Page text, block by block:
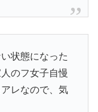
状態になった
のフ女子自慢
レなので、気